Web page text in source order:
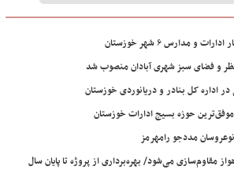
و فضای سبز شهری آبادان منصوب شد
اداره کل بنادر و دریانوردی خوزستان
حوزه بسیج ادارات خوزستان
مقاوم‌سازی می‌شود/ بهره‌برداری از پروژه تا پایان سال